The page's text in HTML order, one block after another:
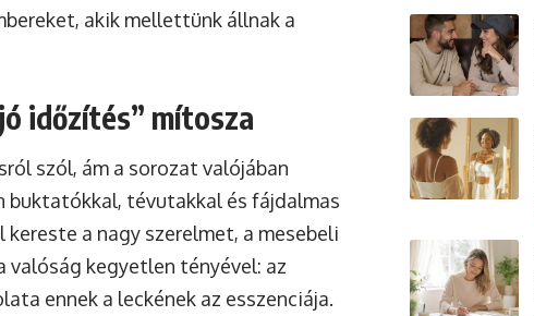
akik mellettünk állnak a
időzítés” mítosza
szól, ám a sorozat valójában
buktatókkal, tévutakkal és fájdalmas
a nagy szerelmet, a mesebeli
valóság kegyetlen tényével: az
ennek a leckének az esszenciája.